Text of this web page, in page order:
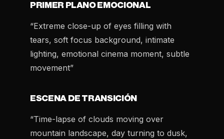
PRIMER PLANO EMOCIONAL
“Extreme close-up of eyes filling with
tears, soft focus background, intimate
lighting, emotional cinema moment, subtle
movement”
ESCENA DE TRANSICIÓN
“Time-lapse of clouds moving over
mountain landscape, day turning to dusk,